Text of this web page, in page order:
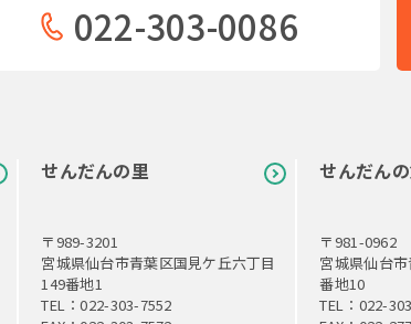
022-303-0086
せんだんの里
〒989-3201
宮城県仙台市青葉区国見ケ丘六丁目
149番地1
TEL：022-303-7552
せんだん
〒981-0962
宮城県仙台
番地10
TEL：022-